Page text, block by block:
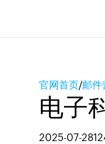
官网首页/邮件
电子
2025-07-28